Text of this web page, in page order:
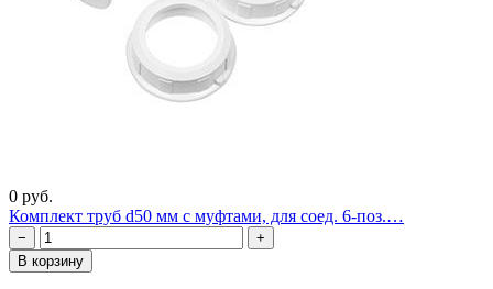
0 руб.
Комплект труб d50 мм с муфтами, для соед. 6-поз.…
−
+
В корзину